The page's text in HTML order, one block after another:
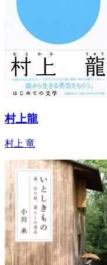
村上龍
村上 竜